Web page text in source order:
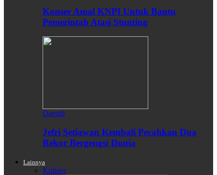
Konser Amal KNPI Untuk Bantu
Pemerintah Atasi Stunting
Daerah
Jefri Setiawan Kembali Pecahkan Dua
Rekor Bergengsi Dunia
Lainnya
Kuliner